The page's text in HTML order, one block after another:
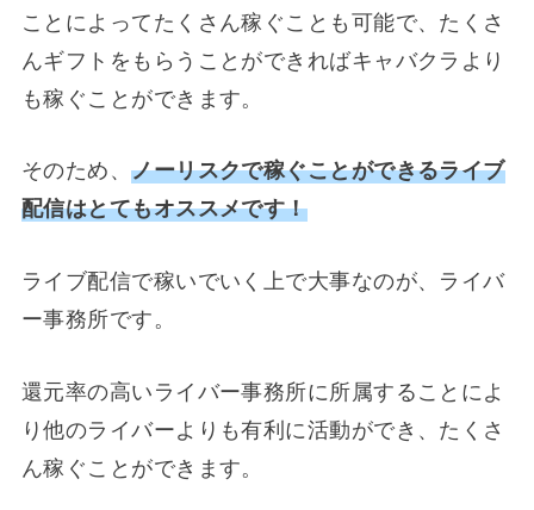
ことによってたくさん稼ぐことも可能で、たくさ
んギフトをもらうことができればキャバクラより
も稼ぐことができます。
そのため、ノーリスクで稼ぐことができるライブ
配信はとてもオススメです！
ライブ配信で稼いでいく上で大事なのが、ライバ
ー事務所です。
還元率の高いライバー事務所に所属することによ
り他のライバーよりも有利に活動ができ、たくさ
ん稼ぐことができます。